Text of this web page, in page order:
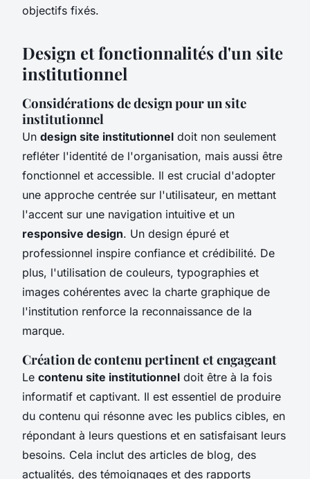
objectifs fixés.
Design et fonctionnalités d'un site
institutionnel
Considérations de design pour un site
institutionnel
Un design site institutionnel doit non seulement
refléter l'identité de l'organisation, mais aussi être
fonctionnel et accessible. Il est crucial d'adopter
une approche centrée sur l'utilisateur, en mettant
l'accent sur une navigation intuitive et un
responsive design. Un design épuré et
professionnel inspire confiance et crédibilité. De
plus, l'utilisation de couleurs, typographies et
images cohérentes avec la charte graphique de
l'institution renforce la reconnaissance de la
marque.
Création de contenu pertinent et engageant
Le contenu site institutionnel doit être à la fois
informatif et captivant. Il est essentiel de produire
du contenu qui résonne avec les publics cibles, en
répondant à leurs questions et en satisfaisant leurs
besoins. Cela inclut des articles de blog, des
actualités, des témoignages et des rapports